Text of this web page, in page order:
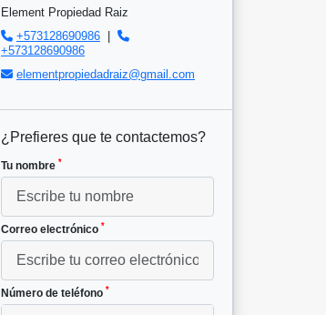
Element Propiedad Raiz
+573128690986 |
+573128690986
elementpropiedadraiz@gmail.com
¿Prefieres que te contactemos?
Tu nombre *
Correo electrónico *
Número de teléfono *